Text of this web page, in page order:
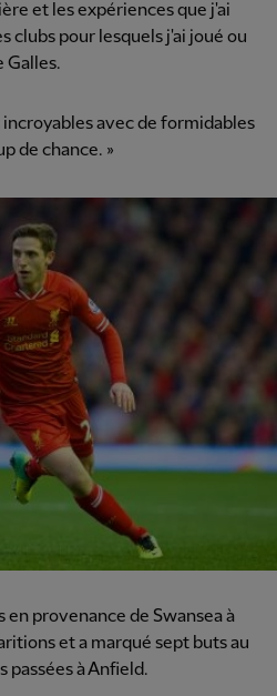
et les expériences que j'ai
clubs pour lesquels j'ai joué ou
Galles.
incroyables avec de formidables
de chance. »
en provenance de Swansea à
et a marqué sept buts au
passées à Anfield.